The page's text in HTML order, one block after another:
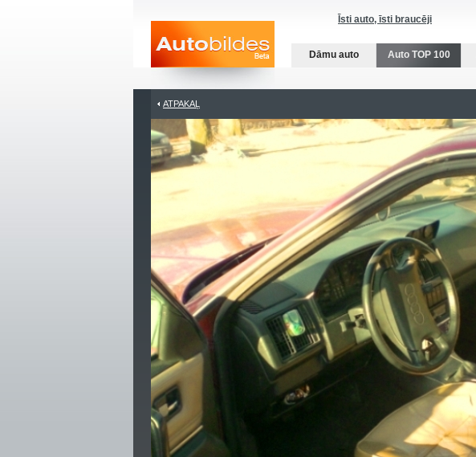
Īsti auto, īsti braucēji
Dāmu auto Auto TOP 100
ATPAKAĻ